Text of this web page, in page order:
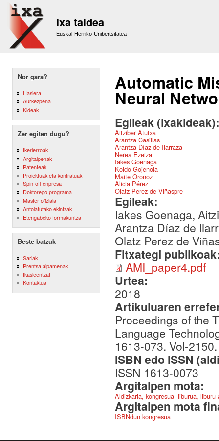
Ixa taldea
Euskal Herriko Unibertsitatea
Nor gara?
Hasiera
Aurkezpena
Kideak
Zer egiten dugu?
Ikerlerroak
Argitalpenak
Patenteak
Proiektuak eta kontratuak
Spin-off enpresa
Doktorego programa
Master ofiziala
Antolatutako ekintzak
Etengabeko formakuntza
Beste batzuk
Sariak
Prentsa aipamenak
Ikasleentzat
Kontaktua
Automatic
Neural
Egileak
Aitziber Atutxa
Arantza Casillas
Arantza Díaz de Ilarraza
Nerea Ezeiza
Iakes Goenaga
Koldo Gojenola
Maite Oronoz
Alicia Pérez
Olatz Perez de Viñaspre
Egileak:
Iakes Goenaga,
Arantza Díaz de
Olatz Perez de
Fitxategi
AMI_paper4.pdf
Urtea:
2018
Artikuluaren
Proceedings of the
Language
1613-073. Vol-
ISBN edo ISSN
ISSN 1613-0073
Argitalpen mota:
Aldizkaria, kongresua, liburua,
Argitalpen mota
ISBNdun kongresua